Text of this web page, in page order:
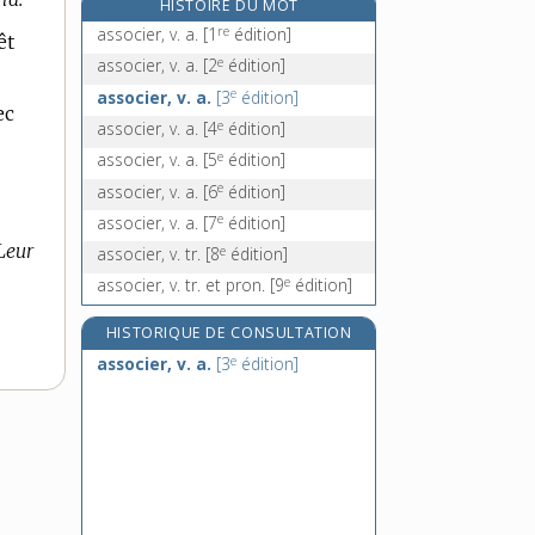
assombrir, v. tr. et pron.
assombrissement, n. m.
assommant, -ante, adj.
HISTOIRE DU MOT
associer, v. a. [1 re édition]
associer, v. a. [2e édition]
associer, v. a. [3e édition]
associer, v. a. [4e édition]
associer, v. a. [5e édition]
associer, v. a. [6e édition]
associer, v. a. [7e édition]
associer, v. tr. [8e édition]
associer, v. tr. et pron. [9e édition]
HISTORIQUE DE CONSULTATION
associer, v. a. [3e édition]